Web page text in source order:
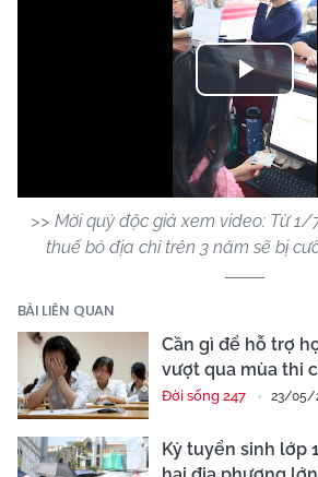
Play
Video
>> Mời quý độc giả xem video: Từ 1/
thuế bỏ địa chỉ trên 3 năm sẽ bị
BÀI LIÊN QUAN
Cần gì để hỗ trợ
vượt qua mùa thi
Đời sống 247 23/05/
Kỳ tuyển sinh lớp